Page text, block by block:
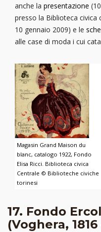
anche la presentazione
presso la Biblioteca civica
10 gennaio 2009) e le
alle case di moda i cui
Magasin Grand Maison du
blanc, catalogo 1922, Fondo
Elisa Ricci. Biblioteca civica
Centrale © Biblioteche civiche
torinesi
17. Fondo
(Voghera,